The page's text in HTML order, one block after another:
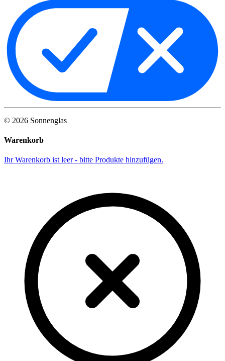
© 2026 Sonnenglas
Warenkorb
Ihr Warenkorb ist leer - bitte Produkte hinzufügen.